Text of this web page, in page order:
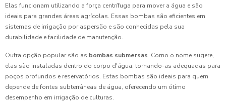
Elas funcionam utilizando a força centrífuga para mover a água e são
ideais para grandes áreas agrícolas. Essas bombas são eficientes em
sistemas de irrigação por aspersão e são conhecidas pela sua
durabilidade e facilidade de manutenção.
Outra opção popular são as bombas submersas. Como o nome sugere,
elas são instaladas dentro do corpo d'água, tornando-as adequadas para
poços profundos e reservatórios. Estas bombas são ideais para quem
depende de fontes subterrâneas de água, oferecendo um ótimo
desempenho em irrigação de culturas.